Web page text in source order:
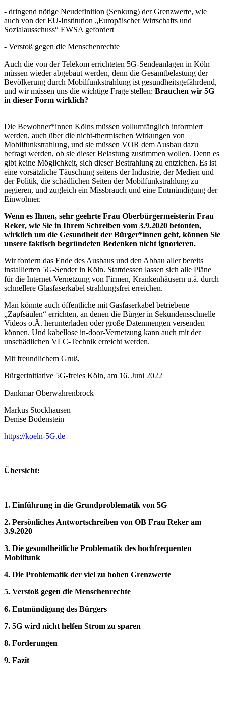
- dringend nötige Neudefinition (Senkung) der Grenzwerte, wie
auch von der EU-Institution „Europäischer Wirtschafts und
Sozialausschuss“ EWSA gefordert
- Verstoß gegen die Menschenrechte
Auch die von der Telekom errichteten 5G-Sendeanlagen in Köln
müssen wieder abgebaut werden, denn die Gesamtbelastung der
Bevölkerung durch Mobilfunkstrahlung ist gesundheitsgefährdend,
und wir müssen uns die wichtige Frage stellen: Brauchen wir 5G
in dieser Form wirklich?
Die Bewohner*innen Kölns müssen vollumfänglich informiert
werden, auch über die nicht-thermischen Wirkungen von
Mobilfunkstrahlung, und sie müssen VOR dem Ausbau dazu
befragt werden, ob sie dieser Belastung zustimmen wollen. Denn es
gibt keine Möglichkeit, sich dieser Bestrahlung zu entziehen. Es ist
eine vorsätzliche Täuschung seitens der Industrie, der Medien und
der Politik, die schädlichen Seiten der Mobilfunkstrahlung zu
negieren, und zugleich ein Missbrauch und eine Entmündigung der
Einwohner.
Wenn es Ihnen, sehr geehrte Frau Oberbürgermeisterin Frau
Reker, wie Sie in Ihrem Schreiben vom 3.9.2020 betonten,
wirklich um die Gesundheit der Bürger*innen geht, können Sie
unsere faktisch begründeten Bedenken nicht ignorieren.
Wir fordern das Ende des Ausbaus und den Abbau aller bereits
installierten 5G-Sender in Köln. Stattdessen lassen sich alle Pläne
für die Internet-Vernetzung von Firmen, Krankenhäusern u.ä. durch
schnellere Glasfaserkabel strahlungsfrei erreichen.
Man könnte auch öffentliche mit Gasfaserkabel betriebene
„Zapfsäulen“ errichten, an denen die Bürger in Sekundensschnelle
Videos o.Ä. herunterladen oder große Datenmengen versenden
können. Und kabellose in-door-Vernetzung kann auch mit der
unschädlichen VLC-Technik erreicht werden.
Mit freundlichem Gruß,
Bürgerinitiative 5G-freies Köln, am 16. Juni 2022
Dankmar Oberwahrenbrock
Markus Stockhausen
Denise Bodenstein
https://koeln-5G.de
Übersicht:
1. Einführung in die Grundproblematik von 5G
2. Persönliches Antwortschreiben von OB Frau Reker am
3.9.2020
3. Die gesundheitliche Problematik des hochfrequenten
Mobilfunk
4. Die Problematik der viel zu hohen Grenzwerte
5. Verstoß gegen die Menschenrechte
6. Entmündigung des Bürgers
7. 5G wird nicht helfen Strom zu sparen
8. Forderungen
9. Fazit